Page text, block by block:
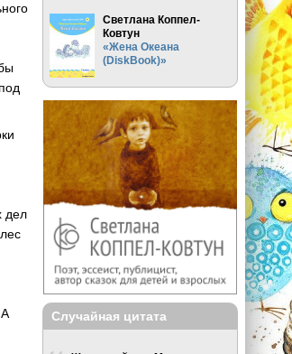
дел
Светлана Коппел-
Ковтун
«Жена Океана
(DiskBook)»
Случайная цитата